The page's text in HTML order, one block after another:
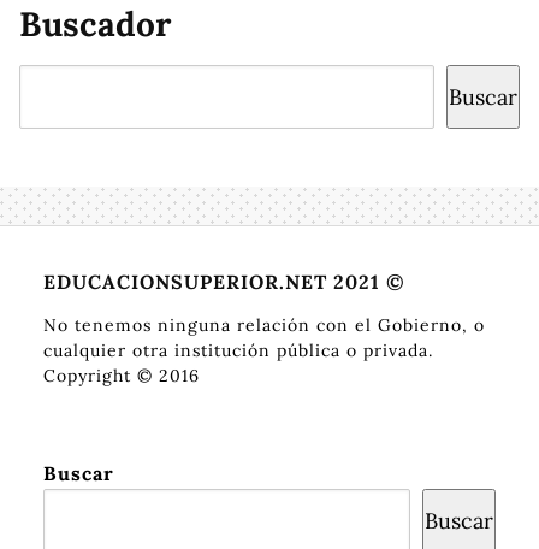
Buscador
Buscar
EDUCACIONSUPERIOR.NET 2021 ©
No tenemos ninguna relación con el Gobierno, o
cualquier otra institución pública o privada.
Copyright © 2016
Buscar
Buscar